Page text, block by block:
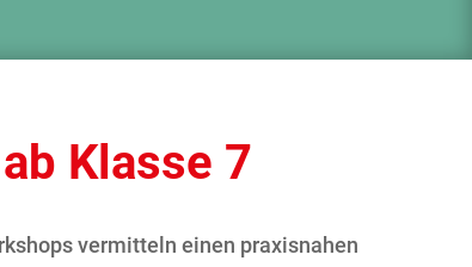
Klasse 7
vermitteln einen praxisnahen